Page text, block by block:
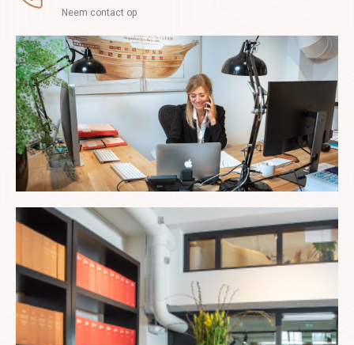
Neem contact op